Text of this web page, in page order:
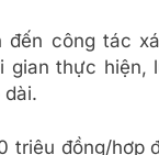
công tác
thực
đồng/hợp